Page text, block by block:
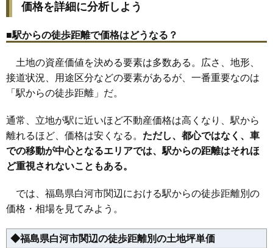
23 向新蔵 11万円
25 真舟 11万円 869万円 2.4%
26 白井掛 11万円 472万円 13.2%
27 会津町 10万円 909万円 1.9%
28 中田
29 和尚壇山 10万円 578万円 11.1%
30 みさか 10万円 749万円 11.2%
31 道場小路 10万円 714万円 1.5%
32 昭和町 10万円
34 寺小路
36 番士小路 10万円 601万円
価格を詳細に分析しよう
■駅からの徒歩距離で価格はどうなる？
土地の資産価値を決める要素は多数ある。広さ、地形、
接道状況、用途区分などの要素があるが、一番重要なのは
「駅からの徒歩距離」だ。
通常、立地が駅に近いほど不動産価格は高くなり、駅から
離れるほど、価格は安くなる。 ただし、都心ではなく、車
での移動が中心となるエリアでは、駅からの距離はそれほ
ど重視されないこともある。
では、福島県白河市関辺における駅からの徒歩距離別の
価格・相場を見てみよう。
◆福島県白河市関辺の徒歩距離別の土地坪単価